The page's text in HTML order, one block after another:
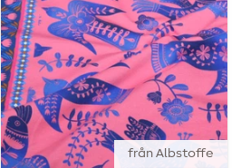
från Albstoffe